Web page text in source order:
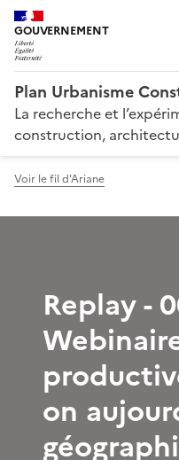
GOUVERNEMENT
Plan Urbanisme
La recherche et
construction,
Voir le fil d'Ariane
Replay -
on